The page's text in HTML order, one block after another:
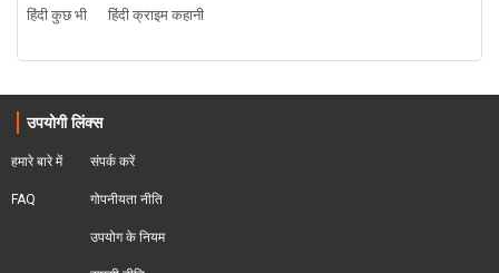
हिंदी कुछ भी
हिंदी क्राइम कहानी
उपयोगी लिंक्स
हमारे बारे में
FAQ
संपर्क करें
गोपनीयता नीति
उपयोग के नियम